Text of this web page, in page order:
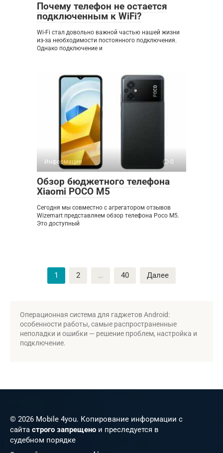
Почему телефон не остается
подключенным к WiFi?
Wi-Fi стал довольно важной частью нашей жизни
из-за необходимости постоянного подключения.
Однако подключение и
Информация 0
Обзор бюджетного телефона
Xiaomi POCO M5
Сегодня мы совместно с агрегатором отзывов
Wizemart представляем обзор телефона Poco M5.
Это доступный
1 2 … 40 Далее
Операционная система для гаджетов Android:
особенности работы, самые распространенные
неполадки и ошибки — решение проблем, настройка и
подключение.
© 2026 Mobile 4you. Копирование информации с
сайта строго запрещено и преследуется в
судебном порядке